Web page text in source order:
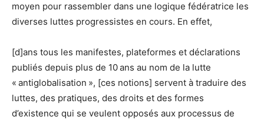
moyen pour rassembler dans une logique fédératrice les
diverses luttes progressistes en cours. En effet,
[d]ans tous les manifestes, plateformes et déclarations
publiés depuis plus de 10 ans au nom de la lutte
« antiglobalisation », [ces notions] servent à traduire des
luttes, des pratiques, des droits et des formes
d’existence qui se veulent opposés aux processus de